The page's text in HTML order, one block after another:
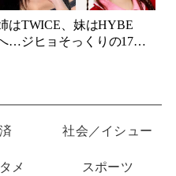
はTWICE、妹はHYBE
…ジヒョそっくりの17歳
社会／イシュー
メ スポーツ